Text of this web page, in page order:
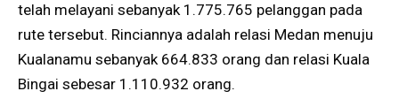
telah melayani sebanyak 1.775.765 pelanggan pada
rute tersebut. Rinciannya adalah relasi Medan menuju
Kualanamu sebanyak 664.833 orang dan relasi Kuala
Bingai sebesar 1.110.932 orang.